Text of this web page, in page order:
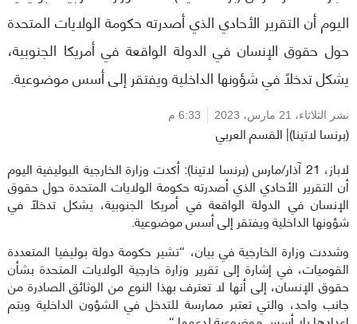
اليوم أن التقرير الأحادي الذي أصدرته حكومة الولايات المتحدة
حول حقوق الإنسان في الدولة الواقعة في أمريكا الجنوبية،
يشكل تدخلاً في شؤونها الداخلية ويفتقر إلى أسس موضوعية.
نشر الثلاثاء، 21 مارس، 2023 6:33 م
(برنسا لاتينا)| القسم العربي
لاباز، 21 آذار/مارس (برنسا لاتينا): أكدت وزارة الخارجية البوليفية اليوم
أن التقرير الأحادي الذي أصدرته حكومة الولايات المتحدة حول حقوق
الإنسان في الدولة الواقعة في أمريكا الجنوبية، يشكل تدخلاً في
شؤونها الداخلية ويفتقر إلى أسس موضوعية.
وشددت وزارة الخارجية في بيان، “تشير حكومة دولة بوليفيا المتعددة
القوميات، في إشارة إلى تقرير وزارة خارجية الولايات المتحدة بشأن
حقوق الإنسان، إلى أنها لا تعترف بهذا النوع من الوثائق الصادرة من
جانب واحد، والتي تعتبر ممارسة للتدخل في الشؤون الداخلية ويتم